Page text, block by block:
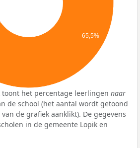
65,5%
toont het percentage leerlingen naar
de school (het aantal wordt getoond
van de grafiek aanklikt). De gegevens
in de gemeente Lopik en